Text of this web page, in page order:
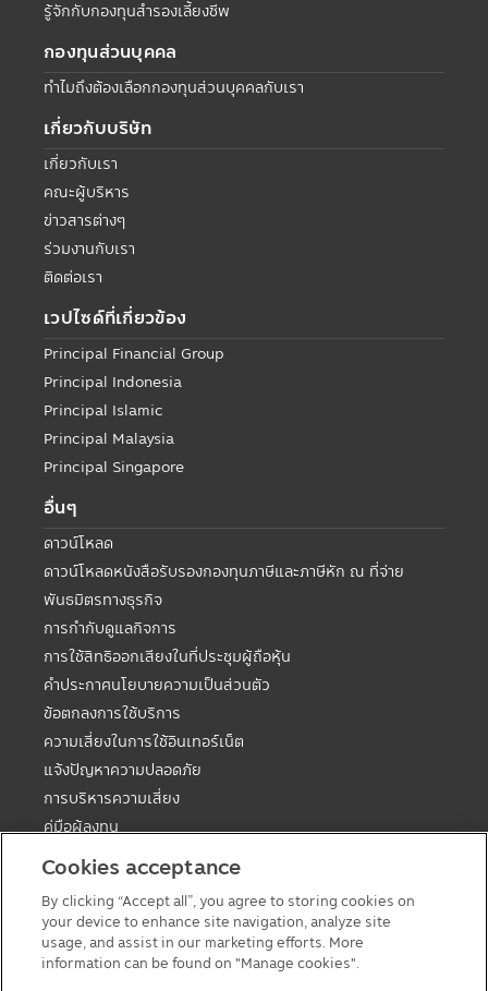
รู้จักกับกองทุนสำรองเลี้ยงชีพ
กองทุนส่วนบุคคล
ทำไมถึงต้องเลือกกองทุนส่วนบุคคลกับเรา
เกี่ยวกับบริษัท
เกี่ยวกับเรา
คณะผู้บริหาร
ข่าวสารต่างๆ
ร่วมงานกับเรา
ติดต่อเรา
เวปไซด์ที่เกี่ยวข้อง
Principal Financial Group
Principal Indonesia
Principal Islamic
Principal Malaysia
Principal Singapore
อื่นๆ
ดาวน์โหลด
ดาวน์โหลดหนังสือรับรองกองทุนภาษีและภาษีหัก ณ ที่จ่าย
พันธมิตรทางธุรกิจ
การกำกับดูแลกิจการ
การใช้สิทธิออกเสียงในที่ประชุมผู้ถือหุ้น
คำประกาศนโยบายความเป็นส่วนตัว
ข้อตกลงการใช้บริการ
ความเสี่ยงในการใช้อินเทอร์เน็ต
แจ้งปัญหาความปลอดภัย
การบริหารความเสี่ยง
คู่มือผู้ลงทุน
ตารางวันหยุดกองต่างประเทศ
คู่มือการลงทุนในกองทุนที่มีสิทธิประโยชน์ทางภาษี
แบบฟอร์มต่างๆ
นโยบายเกี่ยวกับคุกกี้
Cookies acceptance
By clicking “Accept all”, you agree to storing cookies on
your device to enhance site navigation, analyze site
usage, and assist in our marketing efforts. More
information can be found on "Manage cookies".